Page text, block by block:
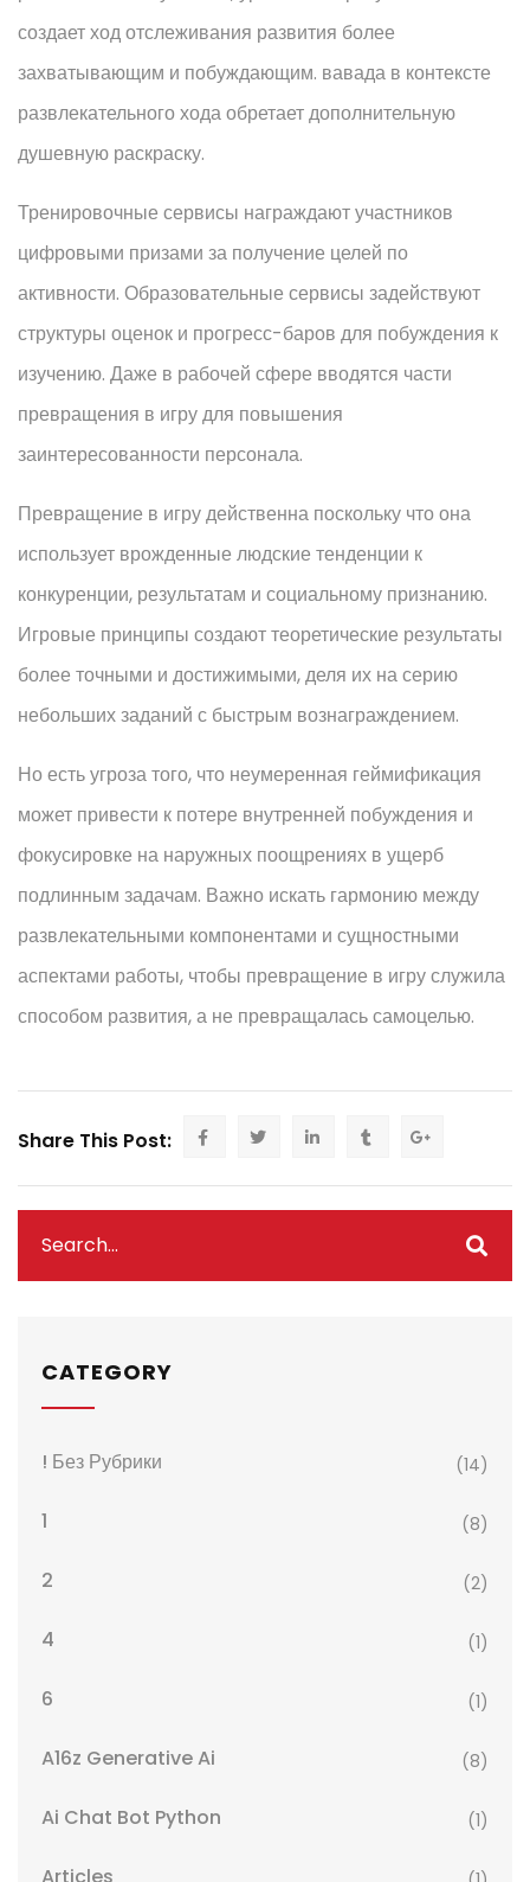
создает ход отслеживания развития более
захватывающим и побуждающим. вавада в контексте
развлекательного хода обретает дополнительную
душевную раскраску.
Тренировочные сервисы награждают участников
цифровыми призами за получение целей по
активности. Образовательные сервисы задействуют
структуры оценок и прогресс-баров для побуждения к
изучению. Даже в рабочей сфере вводятся части
превращения в игру для повышения
заинтересованности персонала.
Превращение в игру действенна поскольку что она
использует врожденные людские тенденции к
конкуренции, результатам и социальному признанию.
Игровые принципы создают теоретические результаты
более точными и достижимыми, деля их на серию
небольших заданий с быстрым вознаграждением.
Но есть угроза того, что неумеренная геймификация
может привести к потере внутренней побуждения и
фокусировке на наружных поощрениях в ущерб
подлинным задачам. Важно искать гармонию между
развлекательными компонентами и сущностными
аспектами работы, чтобы превращение в игру служила
способом развития, а не превращалась самоцелью.
Share This Post:
CATEGORY
! Без Рубрики (14)
1 (8)
2 (2)
4 (1)
6 (1)
A16z Generative Ai (8)
Ai Chat Bot Python (1)